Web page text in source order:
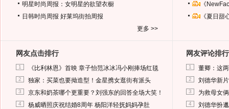
明星时尚周报：女明星的欲望衣橱
日韩时尚周报 好莱坞街拍周报
更多 >>
《
《夏日
网友点击排行
1 《比利林恩》首映 章子怡范冰冰冯小刚捧场红毯
2 独家：买菜也要拗造型！金星携女逛街有派头
3 京东和奶茶哪个更重要？刘强东的回答全场大笑！
4 杨威晒照庆祝结婚8周年 杨阳洋轻抚妈妈孕肚
网友评论排行
1 董卿：这
2 刘德华新
3 为救母女
4 刘德华扮